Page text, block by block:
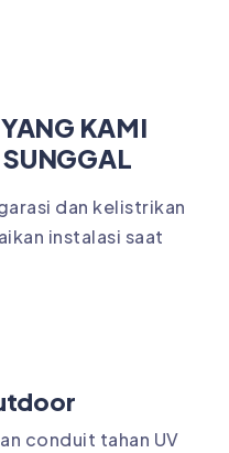
KAMI
dan kelistrikan
instalasi saat
conduit tahan UV